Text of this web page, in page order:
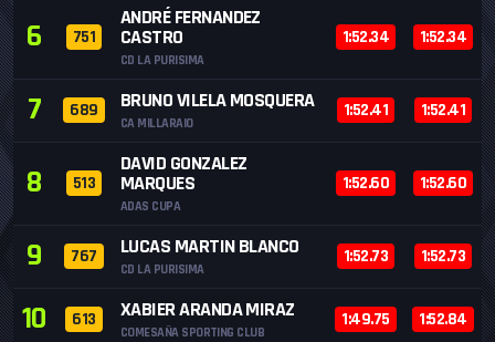
6 751
ANDRÉ FERNANDEZ
CASTRO
CD LA PURISIMA
1:52.34 1:52.34
7 689 BRUNO VILELA MOSQUERA
CA MILLARAIO
1:52.41 1:52.41
8 513
DAVID GONZALEZ
MARQUES
ADAS CUPA
1:52.60 1:52.60
9 767 LUCAS MARTIN BLANCO
CD LA PURISIMA
1:52.73 1:52.73
10 613 XABIER ARANDA MIRAZ
COMESAÑA SPORTING CLUB
1:49.75 1:52.84